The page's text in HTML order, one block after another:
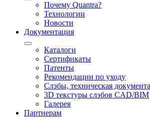
Почему Quantra?
Технологии
Новости
Документация
Каталоги
Сертификаты
Патенты
Рекомендации по уходу
Слэбы, техническая
3D текстуры слэбов CAD/BIM
Галерея
Партнерам